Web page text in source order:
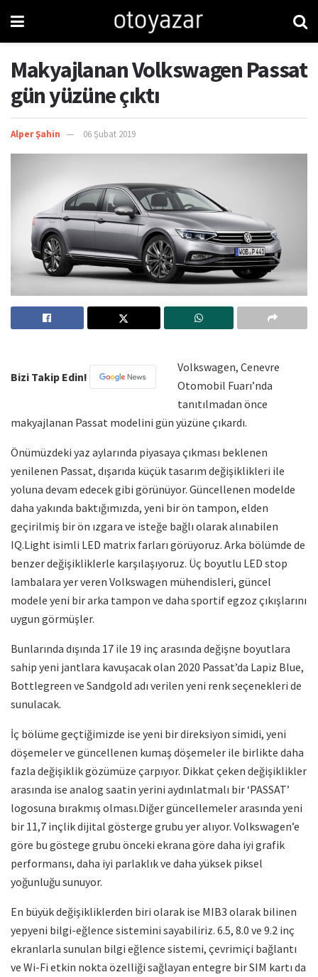
Makyajlanan Volkswagen Passat
gün yüzüne çıktı
Alper Şahin 06 Şubat 2019
Bizi Takip Edin!
Volkswagen, Cenevre
Otomobil Fuarı’nda
tanıtılmadan önce
makyajlanan Passat modelini gün yüzüne çıkardı.
Önümüzdeki yaz aylarında piyasaya çıkması beklenen
yenilenen Passat, dışarıda küçük tasarım değişiklikleri ile
yoluna devam edecek gibi görünüyor. Güncellenen modelde
daha yakında baktığımızda, yeni bir ön tampon, elden
geçirilmiş bir ön ızgara ve isteğe bağlı olarak alınabilen
IQ.Light isimli LED matrix farları görüyoruz. Arka bölümde de
benzer değişikliklerle karşılaşıyoruz. Üç boyutlu LED stop
lambalara yer veren Volkswagen mühendisleri, güncel
modele yeni bir arka tampon ve daha sportif egzoz çıkışlarını
uygun görmüşler.
Bunlarında dışında 17 ile 19 inç arasında değişne boyutlara
sahip yeni jantlara kavuşacak olan 2020 Passat’da Lapiz Blue,
Bottlegreen ve Sandgold adı verilen yeni renk seçenekleri de
sunulacak.
İç bölüme geçtiğimizde ise yeni bir direksiyon simidi, yeni
döşemeler ve güncellenen kumaş döşemeler ile birlikte daha
fazla değişiklik gözümüze çarpıyor. Dikkat çeken değişiklikler
arasında ise analog saatin yerini aydınlatmalı bir ‘PASSAT’
logosuna bırakmış olması.Diğer güncellemeler arasında yeni
bir 11,7 inçlik dijital gösterge grubu yer alıyor. Volkswagen’e
göre bu göstege grubu önceki ekrana göre daha iyi grafik
performansı, daha iyi parlaklık ve daha yüksek piksel
yoğunluğu sunuyor.
En büyük değişikliklerden biri olarak ise MIB3 olarak bilinen
yepyeni bilgi-eğlence sistemini sayabiliriz. 6.5, 8.0 ve 9.2 inç
ekranlarla sunulan bilgi eğlence sistemi, çevrimiçi bağlantı
ve Wi-Fi etkin nokta özelliği sağlayan entegre bir SIM kartı da